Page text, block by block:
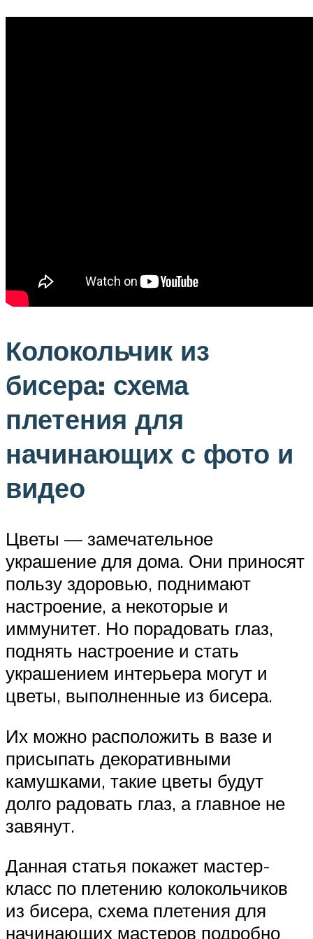
Колокольчик из
бисера: схема
плетения для
начинающих с фото и
видео
Цветы — замечательное
украшение для дома. Они приносят
пользу здоровью, поднимают
настроение, а некоторые и
иммунитет. Но порадовать глаз,
поднять настроение и стать
украшением интерьера могут и
цветы, выполненные из бисера.
Их можно расположить в вазе и
присыпать декоративными
камушками, такие цветы будут
долго радовать глаз, а главное не
завянут.
Данная статья покажет мастер-
класс по плетению колокольчиков
из бисера, схема плетения для
начинающих мастеров подробно